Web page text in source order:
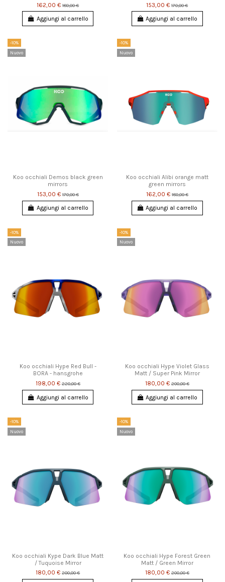
162,00 € 180,00 €
Aggiungi al carrello
153,00 € 170,00 €
Aggiungi al carrello
-10%
Nuovo
Koo occhiali Demos black green
mirrors
153,00 € 170,00 €
Aggiungi al carrello
-10%
Nuovo
Koo occhiali Alibi orange matt
green mirrors
162,00 € 180,00 €
Aggiungi al carrello
-10%
Nuovo
Koo occhiali Hype Red Bull -
BORA - hansgrohe
198,00 € 220,00 €
Aggiungi al carrello
-10%
Nuovo
Koo occhiali Hype Violet Glass
Matt / Super Pink Mirror
180,00 € 200,00 €
Aggiungi al carrello
-10%
Nuovo
Koo occhiali Kype Dark Blue Matt
/ Tuquoise Mirror
180,00 € 200,00 €
-10%
Nuovo
Koo occhiali Hype Forest Green
Matt / Green Mirror
180,00 € 200,00 €